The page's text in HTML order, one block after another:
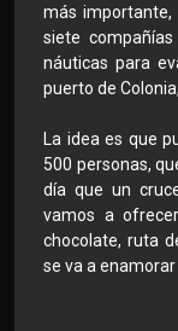
más
siete
náuticas para
puerto de
La idea es que
500 personas,
día que un
vamos a
chocolate, ruta
se va a